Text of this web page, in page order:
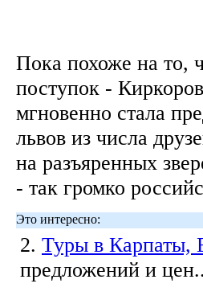
Пока похоже на то,
поступок -
мгновенно стала
львов из числа
на разъяренных
- так громко
Это интересно:
2. Туры в Карпаты,
предложений и